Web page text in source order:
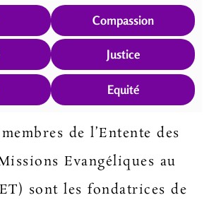
Compassion
Justice
Equité
de l’Entente des
Evangéliques au
sont les fondatrices de